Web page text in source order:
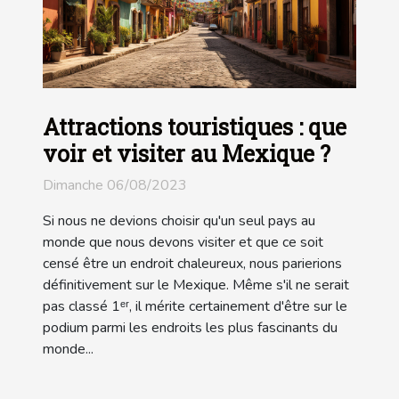
Attractions touristiques : que
voir et visiter au Mexique ?
Dimanche 06/08/2023
Si nous ne devions choisir qu'un seul pays au
monde que nous devons visiter et que ce soit
censé être un endroit chaleureux, nous parierions
définitivement sur le Mexique. Même s'il ne serait
pas classé 1ᵉʳ, il mérite certainement d'être sur le
podium parmi les endroits les plus fascinants du
monde...